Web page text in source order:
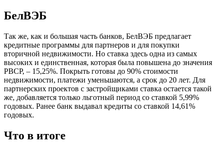
БелВЭБ
Так же, как и большая часть банков, БелВЭБ предлагает
кредитные программы для партнеров и для покупки
вторичной недвижимости. Но ставка здесь одна из самых
высоких и единственная, которая была повышена до значения
РВСР, – 15,25%. Покрыть готовы до 90% стоимости
недвижимости, платежи уменьшаются, а срок до 20 лет. Для
партнерских проектов с застройщиками ставка остается такой
же, добавляется только льготный период со ставкой 5,99%
годовых. Ранее банк выдавал кредиты со ставкой 14,61%
годовых.
Что в итоге